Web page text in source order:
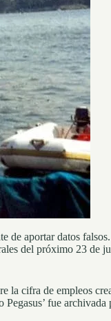
de aportar datos
del próximo 23 de
la cifra de empleos
fue